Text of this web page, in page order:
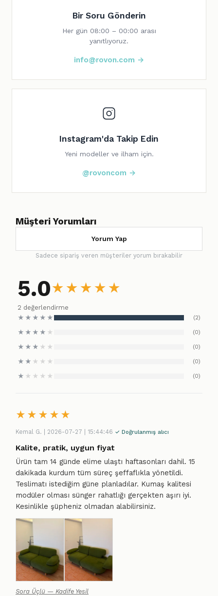
Bir Soru Gönderin
Her gün 08:00 – 00:00 arası
yanıtlıyoruz.
info@rovon.com →
Instagram'da Takip Edin
Yeni modeller ve ilham için.
@rovoncom →
Müşteri Yorumları
Yorum Yap
Sadece sipariş veren müşteriler yorum bırakabilir
5.0★ ★ ★ ★ ★
2 değerlendirme
★ ★ ★ ★ ★ (2)
★ ★ ★ ★ ★ (0)
★ ★ ★ ★ ★ (0)
★ ★ ★ ★ ★ (0)
★ ★ ★ ★ ★ (0)
★ ★ ★ ★ ★
Kemal G. | 2026-07-27 | 15:44:46 ✓ Doğrulanmış alıcı
Kalite, pratik, uygun fiyat
Ürün tam 14 günde elime ulaştı haftasonları dahil. 15
dakikada kurdum tüm süreç şeffaflıkla yönetildi.
Teslimatı istediğim güne planladılar. Kumaş kalitesi
modüler olması sünger rahatlığı gerçekten aşırı iyi.
Kesinlikle şüpheniz olmadan alabilirsiniz.
Sora Üçlü — Kadife Yesil